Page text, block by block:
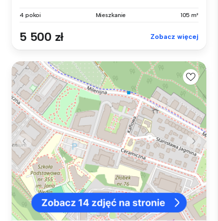
4 pokoi Mieszkanie 105 m²
5 500 zł Zobacz więcej